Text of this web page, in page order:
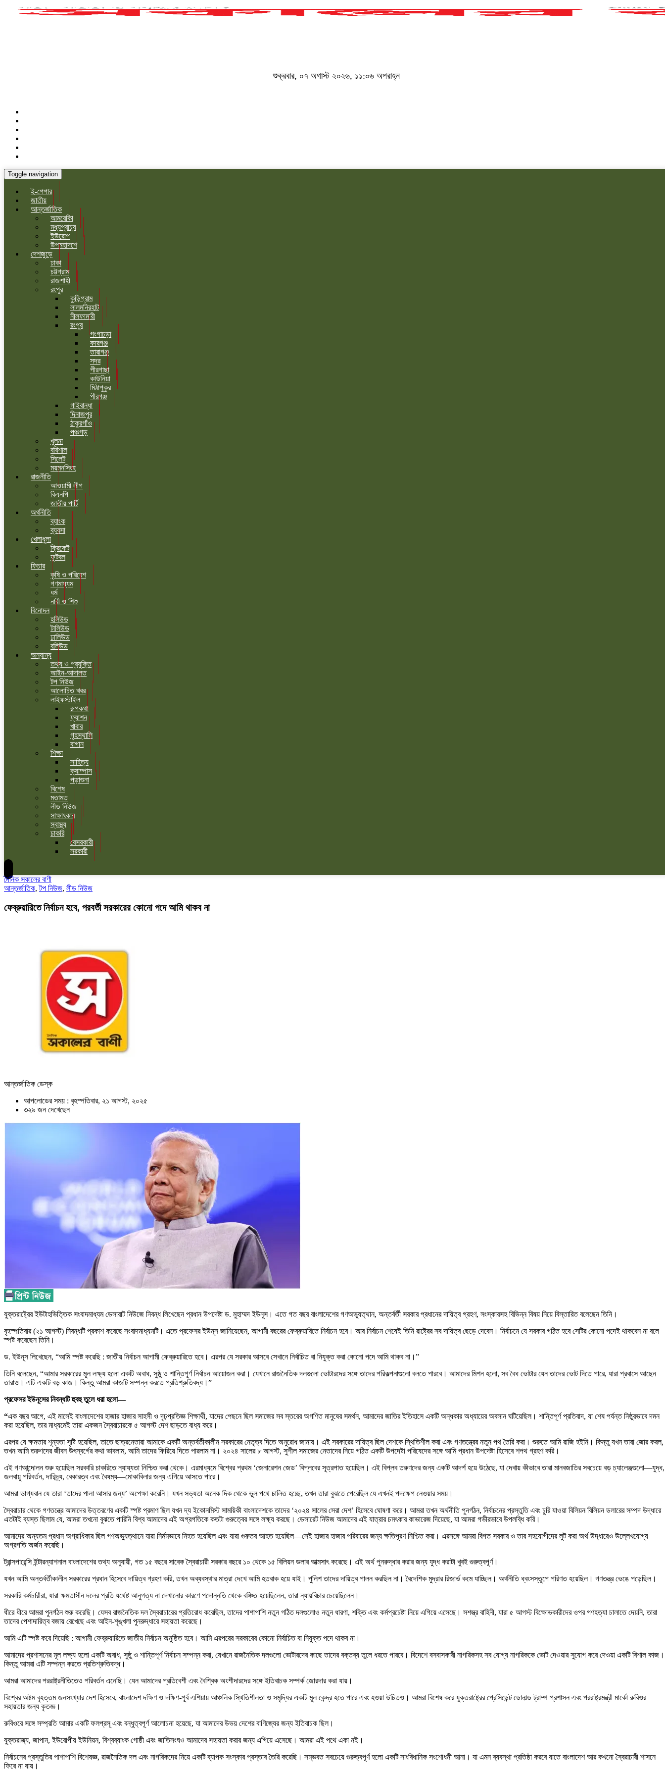
শুক্রবার, ০৭ অগাস্ট ২০২৬, ১১:০৬ অপরাহ্ন
Toggle navigation
ই-পেপার
জাতীয়
আন্তর্জাতিক
আমরেকিা
মধ্যপ্রাচ্য
ইউরোপ
উপমহাদশে
দেশজুড়ে
ঢাকা
চট্টগ্রাম
রাজশাহী
রংপুর
কুড়িগ্রাম
লালমনিরহাট
নীলফামারী
রংপুর
গংগাচড়া
বদরগঞ্জ
তারাগঞ্জ
সদর
পীরগাছা
কাউনিয়া
মিঠাপুকুর
পীরগঞ্জ
গাইবান্ধা
দিনাজপুর
ঠাকুরগাঁও
পঞ্চগড়
খুলনা
বরিশাল
সিলেট
ময়মনসিংহ
রাজনীতি
আওয়ামী লীগ
বিএনপি
জাতীয় পার্টি
অর্থনীতি
ব্যাংক
ব্যবসা
খেলাধুলা
ক্রিকেট
ফুটবল
ফিচার
কৃষি ও পরিবেশ
গণমাধ্যম
ধর্ম
নারী ও শিশু
বিনোদন
হলিউড
টালিউড
ঢালিউড
বলিউড
অন্যান্য
তথ্য ও প্রযুক্তি
আইন-আদালত
টপ নিউজ
আলোচিত খবর
লাইফস্টাইল
রূপকথা
ফ্যাশন
খাবার
গৃহস্থালি
বাগান
শিক্ষা
সাহিত্য
ক্যাম্পাস
পড়াশুনা
বিশেষ
মতামত
লীড নিউজ
সাক্ষাৎকার
স্বাস্থ্য
চাকরি
বেসরকারী
সরকারী
দৈনিক সকালের বাণী
আন্তর্জাতিক,টপ নিউজ, লীড নিউজ
ফেব্রুয়ারিতে নির্বাচন হবে, পরবর্তী সরকারের কোনো পদে আমি থাকব না
আন্তর্জাতিক ডেস্ক
আপলোডের সময় : বৃহস্পতিবার, ২১ আগস্ট, ২০২৫
৩২৯ জন দেখেছেন
যুক্তরাষ্ট্রের ইউটাহভিত্তিক সংবাদমাধ্যম ডেসারাট নিউজে নিবন্ধ লিখেছেন প্রধান উপদেষ্টা ড. মুহাম্মদ ইউনূস। এতে গত বছর বাংলাদেশের গণঅভ্যুত্থান, অন্তর্বর্তী সরকার প্রধানের দায়িত্ব গ্রহণ, সংস্কারসহ বিভিন্ন বিষয় নিয়ে বিস্তারিত বলেছেন তিনি।
বৃহস্পতিবার (২১ আগস্ট) নিবন্ধটি প্রকাশ করেছে সংবাদমাধ্যমটি। এতে প্রফেসর ইউনূস জানিয়েছেন, আগামী বছরের ফেব্রুয়ারিতে নির্বাচন হবে। আর নির্বাচন শেষেই তিনি রাষ্ট্রের সব দায়িত্ব ছেড়ে দেবেন। নির্বাচনে যে সরকার গঠিত হবে সেটির কোনো পদেই থাকবেন না বলে
স্পষ্ট করেছেন তিনি।
ড. ইউনূস লিখেছেন, “আমি স্পষ্ট করেছি : জাতীয় নির্বাচন আগামী ফেব্রুয়ারিতে হবে। এরপর যে সরকার আসবে সেখানে নির্বাচিত বা নিযুক্ত করা কোনো পদে আমি থাকব না।”
তিনি বলেছেন, “আমার সরকারের মূল লক্ষ্য হলো একটি অবাধ, সুষ্ঠু ও শান্তিপূর্ণ নির্বাচন আয়োজন করা। যেখানে রাজনৈতিক দলগুলো ভোটারদের সঙ্গে তাদের পরিকল্পনাগুলো বলতে পারবে। আমাদের মিশন হলো, সব বৈধ ভোটার যেন তাদের ভোট দিতে পারে, যারা প্রবাসে আছেন
তারাও। এটি একটি বড় কাজ। কিন্তু আমরা কাজটি সম্পন্ন করতে প্রতিশ্রুতিবদ্ধ।”
প্রফেসর ইউনূসের নিবন্ধটি হুবহু তুলে ধরা হলো—
“এক বছর আগে, এই মাসেই বাংলাদেশের হাজার হাজার সাহসী ও দৃঢ়প্রতিজ্ঞ শিক্ষার্থী, যাদের পেছনে ছিল সমাজের সব স্তরের অগণিত মানুষের সমর্থন, আমাদের জাতির ইতিহাসে একটি অন্ধকার অধ্যায়ের অবসান ঘটিয়েছিল। শান্তিপূর্ণ প্রতিবাদ, যা শেষ পর্যন্ত নিষ্ঠুরভাবে দমন
করা হয়েছিল, তার মাধ্যমেই তারা একজন স্বৈরাচারকে ৫ আগস্ট দেশ ছাড়তে বাধ্য করে।
এরপর যে ক্ষমতার শূন্যতা সৃষ্টি হয়েছিল, তাতে ছাত্রনেতারা আমাকে একটি অন্তর্বর্তীকালীন সরকারের নেতৃত্ব দিতে অনুরোধ জানায়। এই সরকারের দায়িত্ব ছিল দেশকে স্থিতিশীল করা এবং গণতন্ত্রের নতুন পথ তৈরি করা। শুরুতে আমি রাজি হইনি। কিন্তু যখন তারা জোর করল,
তখন আমি তরুণদের জীবন উৎস্বর্গের কথা ভাবলাম, আমি তাদের ফিরিয়ে দিতে পারলাম না। ২০২৪ সালের ৮ আগস্ট, সুশীল সমাজের নেতাদের নিয়ে গঠিত একটি উপদেষ্টা পরিষেদের সঙ্গে আমি প্রধান উপদেষ্টা হিসেবে শপথ গ্রহণ করি।
এই গণআন্দোলন শুরু হয়েছিল সরকারি চাকরিতে ন্যায্যতা নিশ্চিত করা থেকে। এরমাধ্যমে বিশ্বের প্রথম ‘জেনারেশন জেড’ বিপ্লবের সূত্রপাত হয়েছিল। এই বিপ্লব তরুণদের জন্য একটি আদর্শ হয়ে উঠেছে, যা দেখায় কীভাবে তারা মানবজাতির সবচেয়ে বড় চ্যালেঞ্জগুলো—যুদ্ধ,
জলবায়ু পরিবর্তন, দারিদ্র্য, বেকারত্ব এবং বৈষম্য—মোকাবিলার জন্য এগিয়ে আসতে পারে।
আমরা ভাগ্যবান যে তারা ‘তাদের পালা আসার জন্য’ অপেক্ষা করেনি। যখন সভ্যতা অনেক দিক থেকে ভুল পথে চালিত হচ্ছে, তখন তারা বুঝতে পেরেছিল যে এখনই পদক্ষেপ নেওয়ার সময়।
স্বৈরাচার থেকে গণতন্ত্রে আমাদের উত্তরণের একটি স্পষ্ট প্রমাণ ছিল যখন দ্য ইকোনমিস্ট সাময়িকী বাংলাদেশকে তাদের ‘২০২৪ সালের সেরা দেশ’ হিসেবে ঘোষণা করে। আমরা তখন অর্থনীতি পুনর্গঠন, নির্বাচনের প্রস্তুতি এবং চুরি যাওয়া বিলিয়ন বিলিয়ন ডলারের সম্পদ উদ্ধারে
এতটাই ব্যস্ত ছিলাম যে, আমরা তখনো বুঝতে পারিনি বিশ্ব আমাদের এই অগ্রগতিকে কতটা গুরুত্বের সঙ্গে লক্ষ্য করছে। ডেসারেট নিউজ আমাদের এই যাত্রার চমৎকার কাভারেজ দিয়েছে, যা আমরা গভীরভাবে উপলব্ধি করি।
আমাদের অন্যতম প্রধান অগ্রাধিকার ছিল গণঅভ্যুত্থানে যারা নির্মমভাবে নিহত হয়েছিল এবং যারা গুরুতর আহত হয়েছিল—সেই হাজার হাজার পরিবারের জন্য ক্ষতিপূরণ নিশ্চিত করা। এরসঙ্গে আমরা বিগত সরকার ও তার সহযোগীদের লুট করা অর্থ উদ্ধারেও উল্লেখযোগ্য
অগ্রগতি অর্জন করেছি।
ট্রান্সপারেন্সি ইন্টারন্যাশনাল বাংলাদেশের তথ্য অনুযায়ী, গত ১৫ বছরে সাবেক স্বৈরাচারী সরকার বছরে ১০ থেকে ১৫ বিলিয়ন ডলার আত্মসাৎ করেছে। এই অর্থ পুনরুদ্ধার করার জন্য যুদ্ধ করাটা খুবই গুরুত্বপূর্ণ।
যখন আমি অন্তর্বর্তীকালীন সরকারের প্রধান হিসেবে দায়িত্ব গ্রহণ করি, তখন অব্যবস্থার মাত্রা দেখে আমি হতবাক হয়ে যাই। পুলিশ তাদের দায়িত্ব পালন করছিল না। বৈদেশিক মুদ্রার রিজার্ভ কমে যাচ্ছিল। অর্থনীতি ধ্বংসস্তূপে পরিণত হয়েছিল। গণতন্ত্র ভেঙে পড়েছিল।
সরকারি কর্মচারীরা, যারা ক্ষমতাসীন দলের প্রতি যথেষ্ট আনুগত্য না দেখানোর কারণে পদোন্নতি থেকে বঞ্চিত হয়েছিলেন, তারা ন্যায়বিচার চেয়েছিলেন।
ধীরে ধীরে আমরা পুনর্গঠন শুরু করেছি। যেসব রাজনৈতিক দল স্বৈরাচারের প্রতিরোধ করেছিল, তাদের পাশাপাশি নতুন গঠিত দলগুলোও নতুন ধারণা, শক্তি এবং কর্মপ্রচেষ্টা নিয়ে এগিয়ে এসেছে। সশস্ত্র বাহিনী, যারা ৫ আগস্ট বিক্ষোভকারীদের ওপর গণহত্যা চালাতে দেয়নি, তারা
তাদের পেশাদারিত্ব বজায় রেখেছে এবং আইন-শৃঙ্খলা পুনরুদ্ধারে সহায়তা করেছে।
আমি এটি স্পষ্ট করে দিয়েছি : আগামী ফেব্রুয়ারিতে জাতীয় নির্বাচন অনুষ্ঠিত হবে। আমি এরপরের সরকারের কোনো নির্বাচিত বা নিযুক্ত পদে থাকব না।
আমাদের প্রশাসনের মূল লক্ষ্য হলো একটি অবাধ, সুষ্ঠু ও শান্তিপূর্ণ নির্বাচন সম্পন্ন করা, যেখানে রাজনৈতিক দলগুলো ভোটারদের কাছে তাদের বক্তব্য তুলে ধরতে পারবে। বিদেশে বসবাসকারী নাগরিকসহ সব যোগ্য নাগরিককে ভোট দেওয়ার সুযোগ করে দেওয়া একটি বিশাল কাজ।
কিন্তু আমরা এটি সম্পন্ন করতে প্রতিশ্রুতিবদ্ধ।
আমরা আমাদের পররাষ্ট্রনীতিতেও পরিবর্তন এনেছি। যেন আমাদের প্রতিবেশী এবং বৈশ্বিক অংশীদারদের সঙ্গে ইতিবাচক সম্পর্ক জোরদার করা যায়।
বিশ্বের অষ্টম বৃহত্তম জনসংখ্যার দেশ হিসেবে, বাংলাদেশ দক্ষিণ ও দক্ষিণ-পূর্ব এশিয়ায় আঞ্চলিক স্থিতিশীলতা ও সমৃদ্ধির একটি মূল কেন্দ্র হতে পারে এবং হওয়া উচিতও। আমরা বিশেষ করে যুক্তরাষ্ট্রের প্রেসিডেন্ট ডোনাল্ড ট্রাম্প প্রশাসন এবং পররাষ্ট্রমন্ত্রী মার্কো রুবিওর
সহায়তার জন্য কৃতজ্ঞ।
রুবিওরে সঙ্গে সম্প্রতি আমার একটি ফলপ্রসূ এবং বন্ধুত্বপূর্ণ আলোচনা হয়েছে, যা আমাদের উভয় দেশের বাণিজ্যের জন্য ইতিবাচক ছিল।
যুক্তরাজ্য, জাপান, ইউরোপীয় ইউনিয়ন, বিশ্বব্যাংক গোষ্ঠী এবং জাতিসংঘও আমাদের সহায়তা করার জন্য এগিয়ে এসেছে। আমরা এই পথে একা নই।
নির্বাচনের প্রস্তুতির পাশাপাশি বিশেষজ্ঞ, রাজনৈতিক দল এবং নাগরিকদের নিয়ে একটি ব্যাপক সংস্কার প্রস্তাব তৈরি করেছি। সম্ভবত সবচেয়ে গুরুত্বপূর্ণ হলো একটি সাংবিধানিক সংশোধনী আনা। যা এমন ব্যবস্থা প্রতিষ্ঠা করবে যাতে বাংলাদেশ আর কখনো স্বৈরাচারী শাসনে
ফিরে না যায়।